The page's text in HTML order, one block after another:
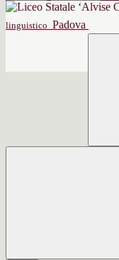
linguistico Padova